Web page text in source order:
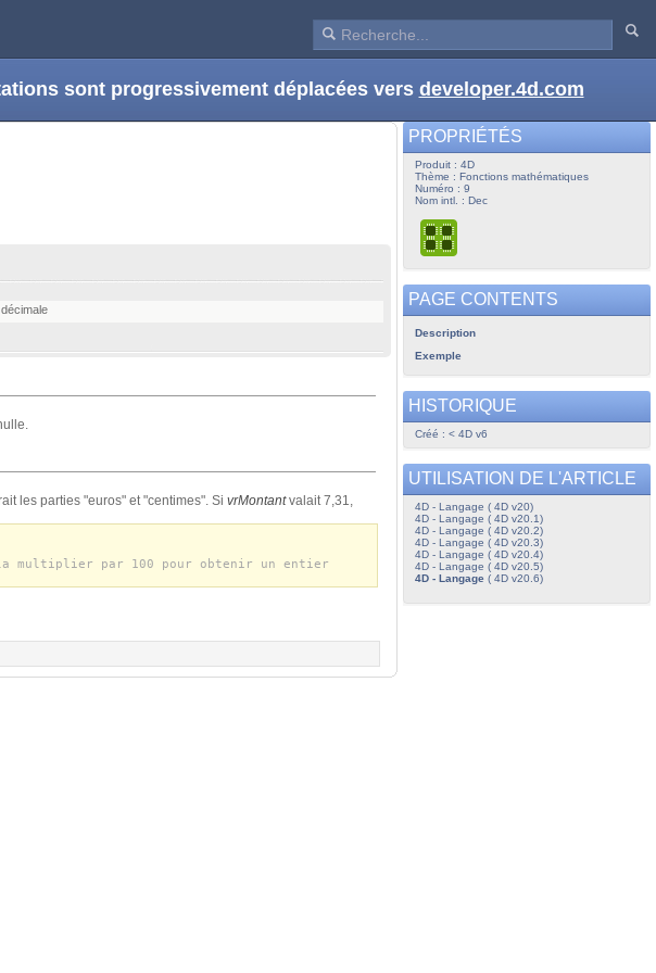
sont progressivement déplacées vers developer.4d.com
les parties "euros" et "centimes". Si vrMontantvalait 7,31,
multiplier par 100 pour obtenir un entier
PROPRIÉTÉS
Produit : 4D
Thème : Fonctions mathématiques
Numéro : 9
Nom intl. : Dec
PAGE CONTENTS
Description
Exemple
HISTORIQUE
Créé : < 4D v6
UTILISATION DE L'ARTICLE
4D - Langage ( 4D v20)
4D - Langage ( 4D v20.1)
4D - Langage ( 4D v20.2)
4D - Langage ( 4D v20.3)
4D - Langage ( 4D v20.4)
4D - Langage ( 4D v20.5)
4D - Langage( 4D v20.6)